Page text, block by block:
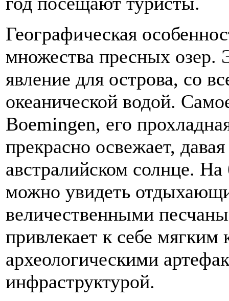
Географическая
множества пресных озер.
явление для острова, со
океанической водой.
Boemingen, его
прекрасно освежает,
австралийском солнце. На
можно увидеть
величественными
привлекает к себе мягким
археологическими
инфраструктурой.